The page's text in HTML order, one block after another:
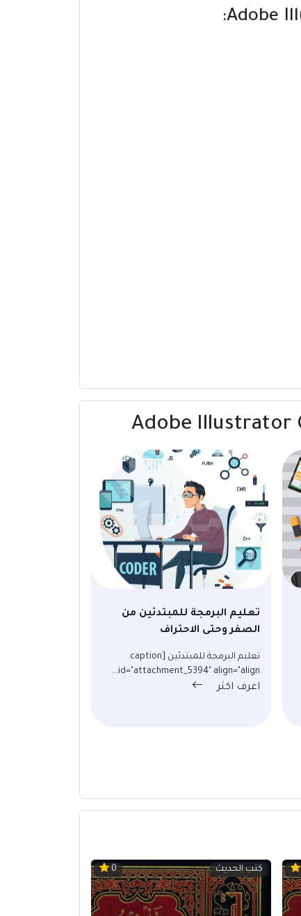
تعليم البرمجة للمبتدئين من
الصفر وحتى الاحتراف
تعليم البرمجة للمبتدئين [caption
id="attachment_5394" align="align...
اعرف اكثر
كتب الحديث 0